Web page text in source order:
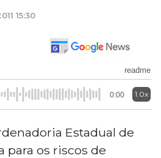
15:30
readme
0:00 1.0x
Estadual de
para os riscos de